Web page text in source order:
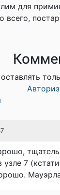
для
всего,
7